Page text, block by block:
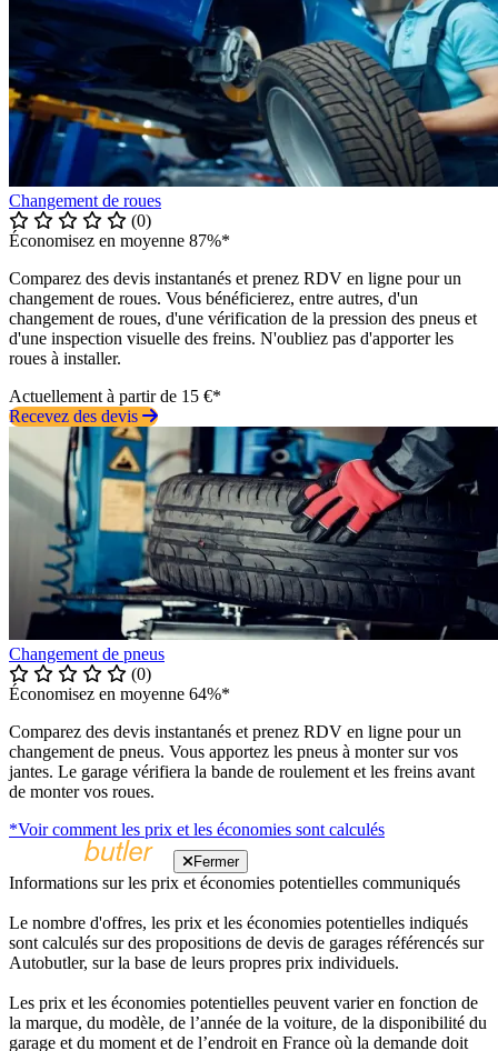
Changement de roues
(0)
Économisez en moyenne 87%*
Comparez des devis instantanés et prenez RDV en ligne pour un
changement de roues. Vous bénéficierez, entre autres, d'un
changement de roues, d'une vérification de la pression des pneus et
d'une inspection visuelle des freins. N'oubliez pas d'apporter les
roues à installer.
Actuellement à partir de 15 €*
Recevez des devis
Changement de pneus
(0)
Économisez en moyenne 64%*
Comparez des devis instantanés et prenez RDV en ligne pour un
changement de pneus. Vous apportez les pneus à monter sur vos
jantes. Le garage vérifiera la bande de roulement et les freins avant
de monter vos roues.
*Voir comment les prix et les économies sont calculés
Fermer
Informations sur les prix et économies potentielles communiqués
Le nombre d'offres, les prix et les économies potentielles indiqués
sont calculés sur des propositions de devis de garages référencés sur
Autobutler, sur la base de leurs propres prix individuels.
Les prix et les économies potentielles peuvent varier en fonction de
la marque, du modèle, de l’année de la voiture, de la disponibilité du
garage et du moment et de l’endroit en France où la demande doit